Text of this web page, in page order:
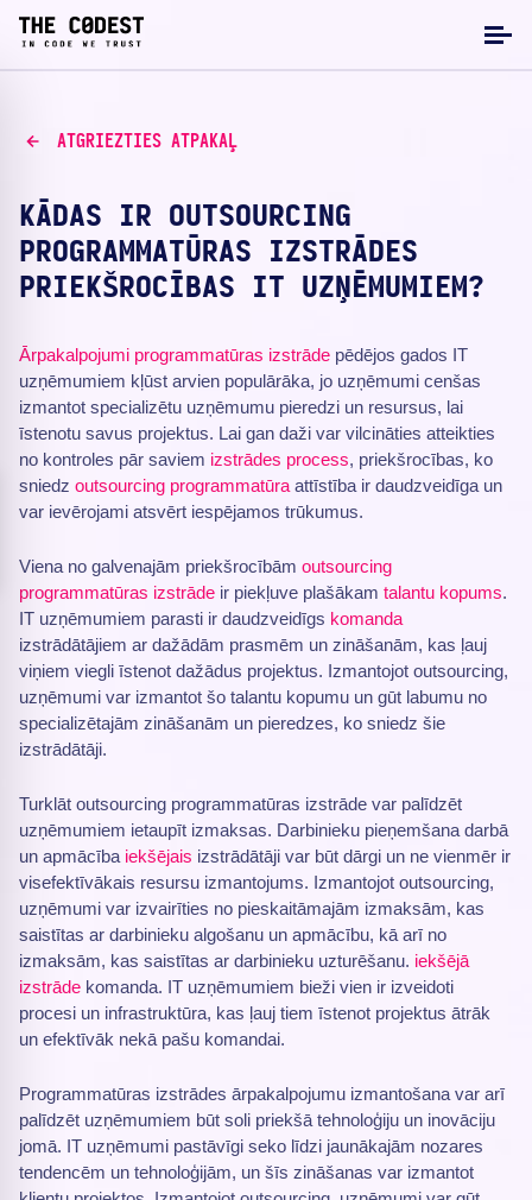
ATGRIEZTIES ATPAKAĻ
KĀDAS IR OUTSOURCING
PROGRAMMATŪRAS IZSTRĀDES
PRIEKŠROCĪBAS IT UZŅĒMUMIEM?
Ārpakalpojumi programmatūras izstrāde pēdējos gados IT
uzņēmumiem kļūst arvien populārāka, jo uzņēmumi cenšas
izmantot specializētu uzņēmumu pieredzi un resursus, lai
īstenotu savus projektus. Lai gan daži var vilcināties atteikties
no kontroles pār saviem izstrādes process, priekšrocības, ko
sniedz outsourcing programmatūra attīstība ir daudzveidīga un
var ievērojami atsvērt iespējamos trūkumus.
Viena no galvenajām priekšrocībām outsourcing
programmatūras izstrāde ir piekļuve plašākam talantu kopums.
IT uzņēmumiem parasti ir daudzveidīgs komanda
izstrādātājiem ar dažādām prasmēm un zināšanām, kas ļauj
viņiem viegli īstenot dažādus projektus. Izmantojot outsourcing,
uzņēmumi var izmantot šo talantu kopumu un gūt labumu no
specializētajām zināšanām un pieredzes, ko sniedz šie
izstrādātāji.
Turklāt outsourcing programmatūras izstrāde var palīdzēt
uzņēmumiem ietaupīt izmaksas. Darbinieku pieņemšana darbā
un apmācība iekšējais izstrādātāji var būt dārgi un ne vienmēr ir
visefektīvākais resursu izmantojums. Izmantojot outsourcing,
uzņēmumi var izvairīties no pieskaitāmajām izmaksām, kas
saistītas ar darbinieku algošanu un apmācību, kā arī no
izmaksām, kas saistītas ar darbinieku uzturēšanu. iekšējā
izstrāde komanda. IT uzņēmumiem bieži vien ir izveidoti
procesi un infrastruktūra, kas ļauj tiem īstenot projektus ātrāk
un efektīvāk nekā pašu komandai.
Programmatūras izstrādes ārpakalpojumu izmantošana var arī
palīdzēt uzņēmumiem būt soli priekšā tehnoloģiju un inovāciju
jomā. IT uzņēmumi pastāvīgi seko līdzi jaunākajām nozares
tendencēm un tehnoloģijām, un šīs zināšanas var izmantot